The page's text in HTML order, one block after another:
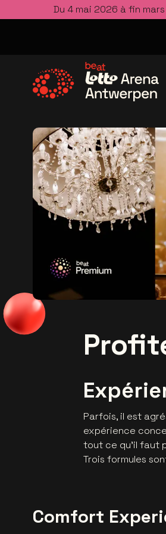
Du 4 mai 2026 à fin
Parfois, il est
expérience
tout ce qu’il faut
Trois formules
Comfort